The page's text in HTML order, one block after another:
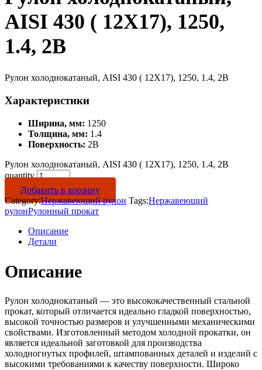
AISI 430 ( 12Х17), 1250,
1.4, 2B
Рулон холоднокатаный, AISI 430 ( 12Х17), 1250, 1.4, 2B
Характеристики
Ширина, мм: 1250
Толщина, мм: 1.4
Поверхность: 2B
Рулон холоднокатаный, AISI 430 ( 12Х17), 1250, 1.4, 2B
quantity
Добавить в корзину
Category:Нержавеющий рулон Tags:Нержавеющий
рулонРулонный прокат
Описание
Детали
Описание
Рулон холоднокатаный — это высококачественный стальной
прокат, который отличается идеально гладкой поверхностью,
высокой точностью размеров и улучшенными механическими
свойствами. Изготовленный методом холодной прокатки, он
является идеальной заготовкой для производства
холодногнутых профилей, штампованных деталей и изделий с
высокими требованиями к качеству поверхности. Широко